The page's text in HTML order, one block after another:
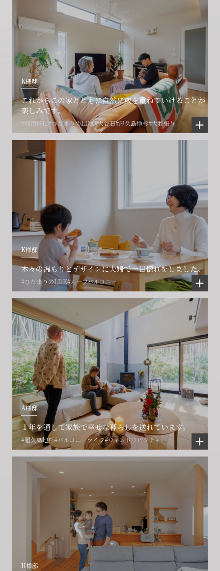
K様邸
これからこの家とともに自然に歳を重ねていけることが
楽しみです。
#湘南移住#ひだまりのLDK#大谷石#屋久島地杉#大和張り
K様邸
木々の温もりとデザインに夫婦で一目惚れをしました。
#ひだまりのLDK#ルーフバルコニー
A様邸
１年を通して家族で幸せな暮らしを送れています。
#屋久島地杉#バルコニーライフ#ウィンドウピクチャー
H様邸